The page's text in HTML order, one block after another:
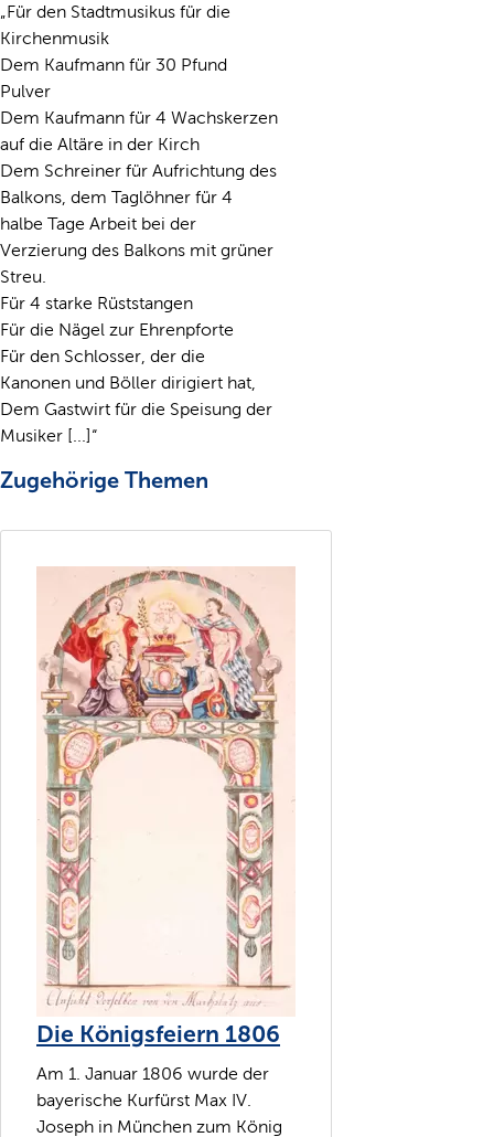
„Für den Stadtmusikus für die
Kirchenmusik
Dem Kaufmann für 30 Pfund
Pulver
Dem Kaufmann für 4 Wachskerzen
auf die Altäre in der Kirch
Dem Schreiner für Aufrichtung des
Balkons, dem Taglöhner für 4
halbe Tage Arbeit bei der
Verzierung des Balkons mit grüner
Streu.
Für 4 starke Rüststangen
Für die Nägel zur Ehrenpforte
Für den Schlosser, der die
Kanonen und Böller dirigiert hat,
Dem Gastwirt für die Speisung der
Musiker [...]“
Zugehörige Themen
Die Königsfeiern 1806
Am 1. Januar 1806 wurde der
bayerische Kurfürst Max IV.
Joseph in München zum König